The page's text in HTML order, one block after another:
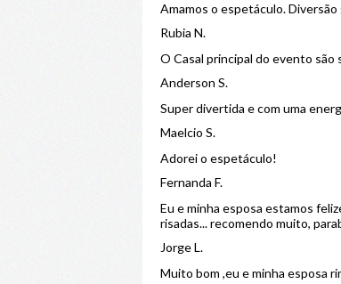
Amamos o espetáculo.
Rubia N.
O Casal principal do evento são
Anderson S.
Super divertida e com uma
Maelcio S.
Adorei o espetáculo!
Fernanda F.
Eu e minha esposa estamos
risadas... recomendo muito,
Jorge L.
Muito bom ,eu e minha esposa